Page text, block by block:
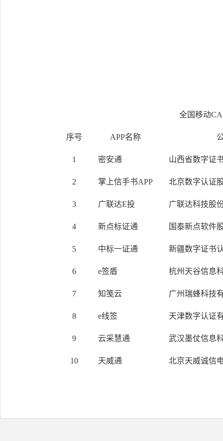
全国移动
序号 APP名称
1 密安通 山西省数字证
2 掌上信手书APP 北京数字认证
3 广联达E投 广联达科技股
4 新点标证通 国泰新点软件
5 中标一证通 新疆数字证书
6 e签盾 杭州天谷信息
7 知笺云 广州瑞蜂科技
8 e线签 天津数字认证
9 云采慧通 武汉墨仗信息
10 天威通 北京天威诚信